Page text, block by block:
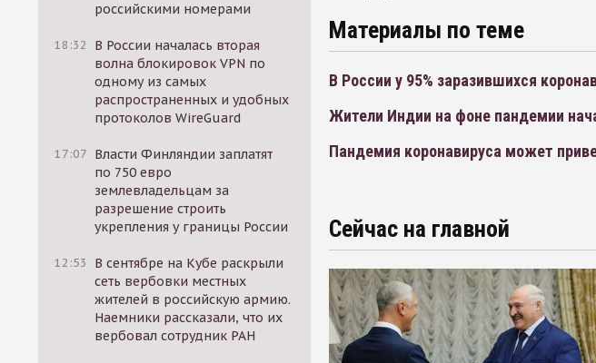
российскими номерами
18:32
В России началась вторая
волна блокировок VPN по
одному из самых
распространенных и удобных
протоколов WireGuard
17:07 Власти Финляндии заплатят
по 750 евро
землевладельцам за
разрешение строить
укрепления у границы России
12:53
В сентябре на Кубе раскрыли
сеть вербовки местных
жителей в российскую армию.
Наемники рассказали, что их
вербовал сотрудник РАН
Материалы по теме
В России у 95% заразившихся
Жители Индии на фоне пандемии
Пандемия коронавируса может
Сейчас на главной